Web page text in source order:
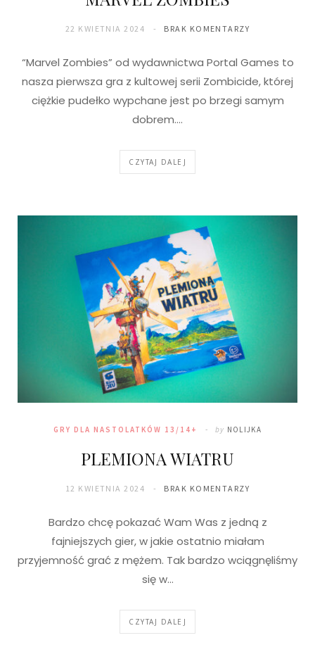
22 KWIETNIA 2024 BRAK KOMENTARZY
“Marvel Zombies” od wydawnictwa Portal Games to
nasza pierwsza gra z kultowej serii Zombicide, której
ciężkie pudełko wypchane jest po brzegi samym
dobrem.…
CZYTAJ DALEJ
GRY DLA NASTOLATKÓW 13/14+ by NOLIJKA
PLEMIONA WIATRU
12 KWIETNIA 2024 BRAK KOMENTARZY
Bardzo chcę pokazać Wam Was z jedną z
fajniejszych gier, w jakie ostatnio miałam
przyjemność grać z mężem. Tak bardzo wciągnęliśmy
się w…
CZYTAJ DALEJ